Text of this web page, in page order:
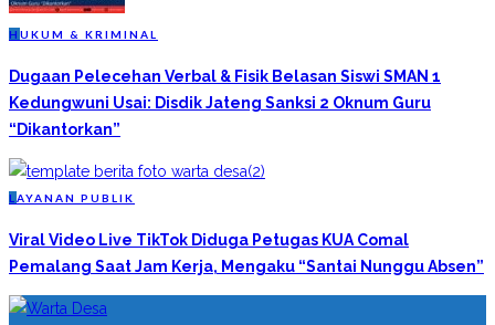
H UKUM & KRIMINAL
Dugaan Pelecehan Verbal & Fisik Belasan Siswi SMAN 1
Kedungwuni Usai: Disdik Jateng Sanksi 2 Oknum Guru
“Dikantorkan”
L AYANAN PUBLIK
Viral Video Live TikTok Diduga Petugas KUA Comal
Pemalang Saat Jam Kerja, Mengaku “Santai Nunggu Absen”